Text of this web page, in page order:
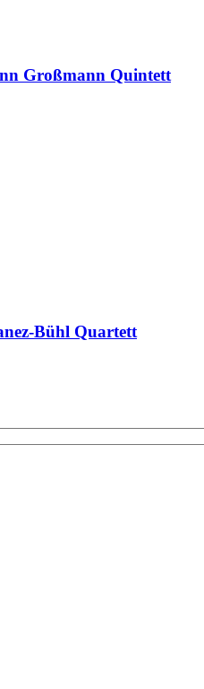
Großmann Quintett
Bühl Quartett